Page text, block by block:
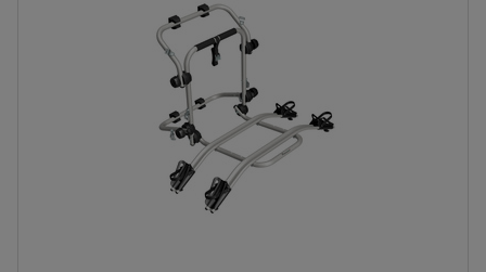
45 kg
kompatibel mit Elektrofahrrädern
Aluminiumkonstruktion